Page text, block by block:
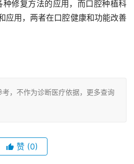
应用，两者在口腔健康和功能改善
，不作为诊断医疗依据，更多查询
赞 (0)